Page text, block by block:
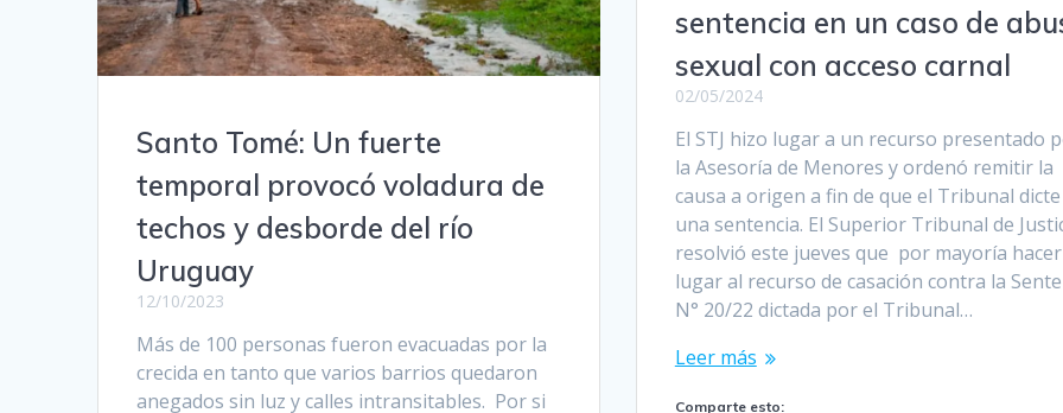
sentencia en un caso de
sexual con acceso carnal
02/05/2024
El STJ hizo lugar a un recurso presentado
la Asesoría de Menores y ordenó remitir la
causa a origen a fin de que el Tribunal dicte
una sentencia. El Superior Tribunal de
resolvió este jueves que por mayoría hacer
lugar al recurso de casación contra la
N° 20/22 dictada por el Tribunal…
Leer más
Comparte esto:
Santo Tomé: Un fuerte
temporal provocó voladura de
techos y desborde del río
Uruguay
12/10/2023
Más de 100 personas fueron evacuadas por la
crecida en tanto que varios barrios quedaron
anegados sin luz y calles intransitables. Por si